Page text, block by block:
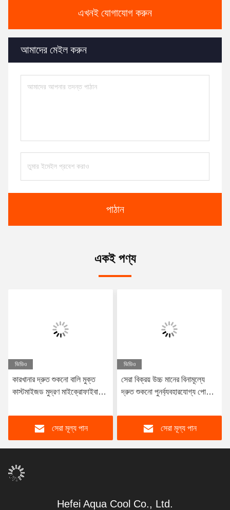
এখনই যোগাযোগ করুন
আমাদের মেইল ​​করুন
পাঠান
একই পণ্য
ভিডিও
কারখানার দ্রুত শুকনো বালি মুক্ত
কাস্টমাইজড মুদ্রণ মাইক্রোফাইবার
সেরা মূল্য পান
ভিডিও
সেরা বিক্রয় উচ্চ মানের বিনামূল্যে
দ্রুত শুকনো পুনর্ব্যবহারযোগ্য পোষা
মুদ্রণ সৈকত তোয়ালে
সেরা মূল্য পান
Hefei Aqua Cool Co., Ltd.